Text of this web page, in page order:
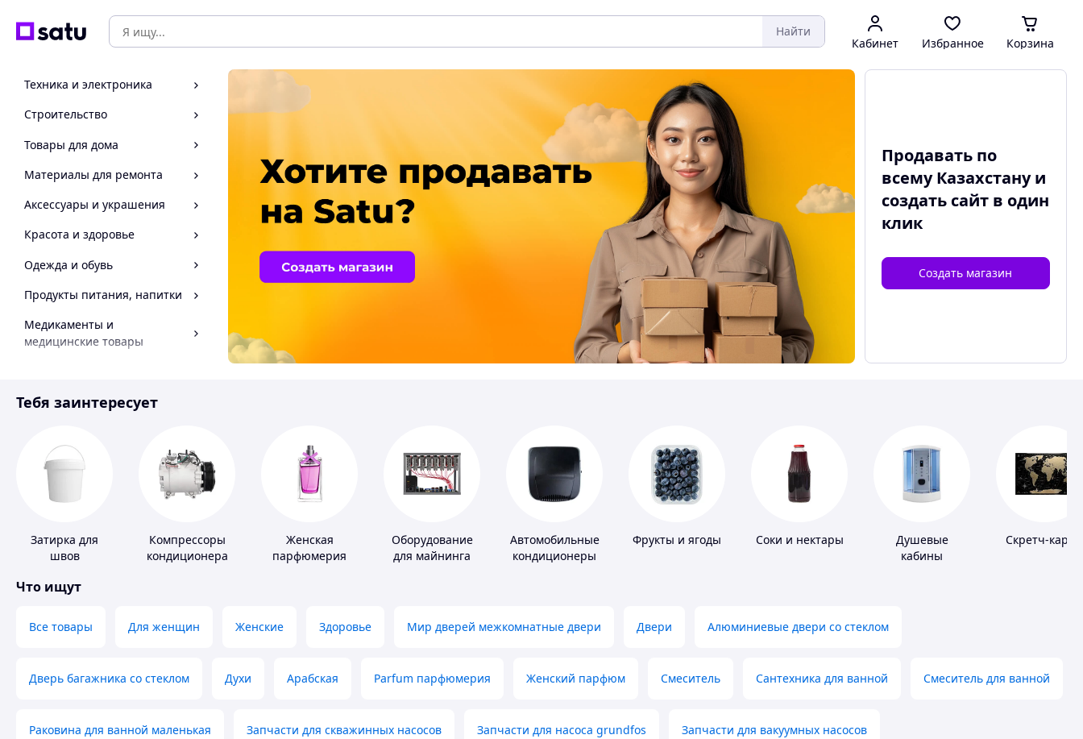
Найти
Кабинет Избранное Корзина
Техника и электроника
Строительство
Товары для дома
Материалы для ремонта
Аксессуары и украшения
Красота и здоровье
Одежда и обувь
Продукты питания, напитки
Медикаменты и
медицинские товары
Инструмент
Продавать по
всему Казахстану и
создать сайтв один
клик
Создать магазин
Тебя заинтересует
Затирка для
швов
Компрессоры
кондиционера
Женская
парфюмерия
Оборудование
для майнинга
Автомобильные
кондиционеры
Фрукты и ягоды Соки и нектары
Душевые
кабины
Скретч-карты
Что ищут
Все товары Для женщин Женские Здоровье Мир дверей межкомнатные двери Двери Алюминиевые двери со стеклом
Дверь багажника со стеклом Духи Арабская Parfum парфюмерия Женский парфюм Смеситель Сантехника для ванной Смеситель для ванной
Раковина для ванной маленькая Запчасти для скважинных насосов Запчасти для насоса grundfos Запчасти для вакуумных насосов